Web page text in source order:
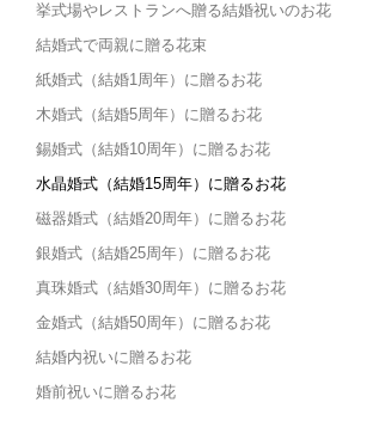
挙式場やレストランへ贈る結婚祝いのお花
結婚式で両親に贈る花束
紙婚式（結婚1周年）に贈るお花
木婚式（結婚5周年）に贈るお花
錫婚式（結婚10周年）に贈るお花
水晶婚式（結婚15周年）に贈るお花
磁器婚式（結婚20周年）に贈るお花
銀婚式（結婚25周年）に贈るお花
真珠婚式（結婚30周年）に贈るお花
金婚式（結婚50周年）に贈るお花
結婚内祝いに贈るお花
婚前祝いに贈るお花